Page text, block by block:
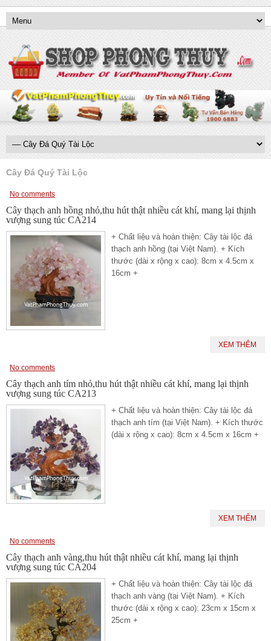
Cây Đá Quý Tài Lộc
No comments
Cây thạch anh hồng nhỏ,thu hút thật nhiều cát khí, mang lại thịnh
vượng sung túc CA214
+ Chất liệu và hoàn thiện: Cây tài lộc đá
thạch anh hồng (tại Việt Nam). + Kích
thước (dài x rộng x cao): 8cm x 4.5cm x
16cm +
XEM THÊM
No comments
Cây thạch anh tím nhỏ,thu hút thật nhiều cát khí, mang lại thịnh
vượng sung túc CA213
+ Chất liệu và hoàn thiện: Cây tài lộc đá
thạch anh tím (tại Việt Nam). + Kích thước
(dài x rộng x cao): 8cm x 4.5cm x 16cm +
XEM THÊM
No comments
Cây thạch anh vàng,thu hút thật nhiều cát khí, mang lại thịnh
vượng sung túc CA204
+ Chất liệu và hoàn thiện: Cây tài lộc đá
thạch anh vàng (tại Việt Nam). + Kích
thước (dài x rộng x cao): 23cm x 15cm x
25cm +